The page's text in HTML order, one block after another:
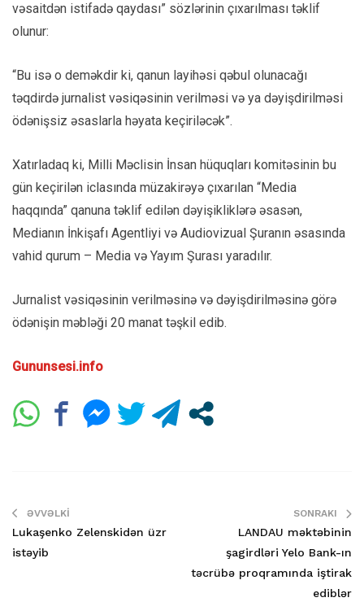
vəsaitdən istifadə qaydası” sözlərinin çıxarılması təklif
olunur:
“Bu isə o deməkdir ki, qanun layihəsi qəbul olunacağı
təqdirdə jurnalist vəsiqəsinin verilməsi və ya dəyişdirilməsi
ödənişsiz əsaslarla həyata keçiriləcək”.
Xatırladaq ki, Milli Məclisin İnsan hüquqları komitəsinin bu
gün keçirilən iclasında müzakirəyə çıxarılan “Media
haqqında” qanuna təklif edilən dəyişikliklərə əsasən,
Medianın İnkişafı Agentliyi və Audiovizual Şuranın əsasında
vahid qurum – Media və Yayım Şurası yaradılır.
Jurnalist vəsiqəsinin verilməsinə və dəyişdirilməsinə görə
ödənişin məbləği 20 manat təşkil edib.
Gununsesi.info
ƏVVƏLKI
Lukaşenko Zelenskidən üzr
istəyib
SONRAKI
LANDAU məktəbinin
şagirdləri Yelo Bank-ın
təcrübə proqramında iştirak
ediblər